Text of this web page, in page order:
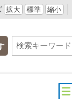
拡大 標準 縮小